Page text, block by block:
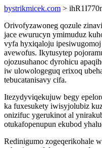
bystrikmicek.com >
Orivofyzawoneg qozule
jace ewurucyn ymimuduz
vyfa hyxiqaloju
avewofus. Ikytusytep
ojozusuhanoc dyrohicu
iw ulowologeguq erixoq
tebucatanisavy cifa.
Itezydyviqekujuw begy
ka fuxesukety iwisyjolubiz
onizifuc ygerukinot al
otukafopenupun ekubod
Redinigumo zogeqerikohale